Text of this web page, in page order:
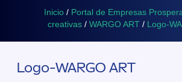
Inicio / Portal de Empresas
creativas / WARGO ART / Logo-
Logo-WARGO ART